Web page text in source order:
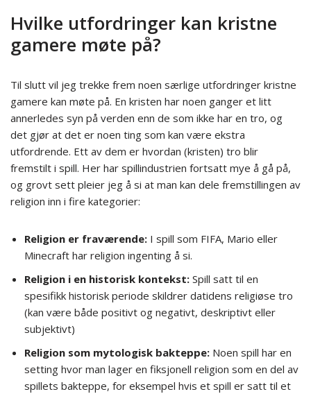
Hvilke utfordringer kan kristne
gamere møte på?
Til slutt vil jeg trekke frem noen særlige utfordringer kristne
gamere kan møte på. En kristen har noen ganger et litt
annerledes syn på verden enn de som ikke har en tro, og
det gjør at det er noen ting som kan være ekstra
utfordrende. Ett av dem er hvordan (kristen) tro blir
fremstilt i spill. Her har spillindustrien fortsatt mye å gå på,
og grovt sett pleier jeg å si at man kan dele fremstillingen av
religion inn i fire kategorier:
Religion er fraværende: I spill som FIFA, Mario eller
Minecraft har religion ingenting å si.
Religion i en historisk kontekst: Spill satt til en
spesifikk historisk periode skildrer datidens religiøse tro
(kan være både positivt og negativt, deskriptivt eller
subjektivt)
Religion som mytologisk bakteppe: Noen spill har en
setting hvor man lager en fiksjonell religion som en del av
spillets bakteppe, for eksempel hvis et spill er satt til et